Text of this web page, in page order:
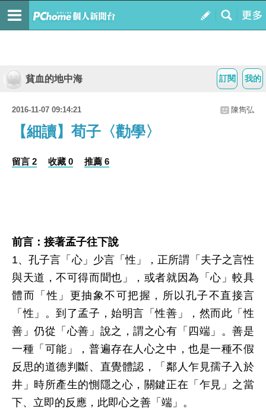
我的
訂閱
貧血的地中海
2016-11-07 09:14:21 陳雋弘
【細讀】荀子〈勸學〉
留言 2 收藏 0 推薦 6
前言：接著孟子往下說
1、孔子言「心」少言「性」，正所謂「夫子之言性
與天道，不可得而聞也」，或者就因為「心」較具
體而「性」更抽象不可把握，所以孔子不直接言
「性」。到了孟子，始明言「性善」，然而此「性
善」仍從「心善」說之，謂之心有「四端」。善是
一種「可能」，普遍存在人心之中，也是一種不假
反思的道德判斷、直覺體認，「鄰人乍見孺子入於
井」時所產生的惻隱之心，關鍵正在「乍見」之當
下、立即的反應，此即心之善「端」。